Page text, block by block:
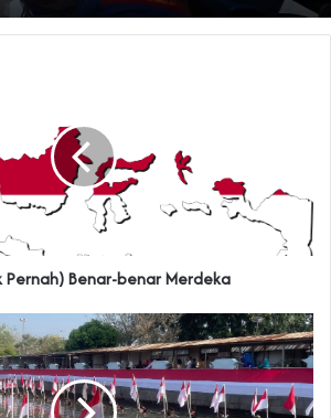
Pernah) Benar-benar Merdeka